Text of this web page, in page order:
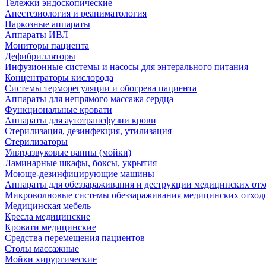
Тележки эндоскопические
Анестезиология и реаниматология
Наркозные аппараты
Аппараты ИВЛ
Мониторы пациента
Дефибрилляторы
Инфузионные системы и насосы для энтерального питания
Концентраторы кислорода
Системы терморегуляции и обогрева пациента
Аппараты для непрямого массажа сердца
Функциональные кровати
Аппараты для аутотрансфузии крови
Стерилизация, дезинфекция, утилизация
Стерилизаторы
Ультразвуковые ванны (мойки)
Ламинарные шкафы, боксы, укрытия
Моюще-дезинфицирующие машины
Аппараты для обеззараживания и деструкции медицинских
Микроволновые системы обеззараживания медицинских
Медицинская мебель
Кресла медицинские
Кровати медицинские
Средства перемещения пациентов
Столы массажные
Мойки хирургические